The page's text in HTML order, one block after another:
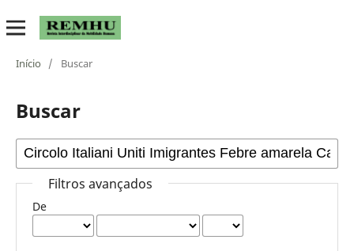
Início / Buscar
Buscar
Filtros avançados
De